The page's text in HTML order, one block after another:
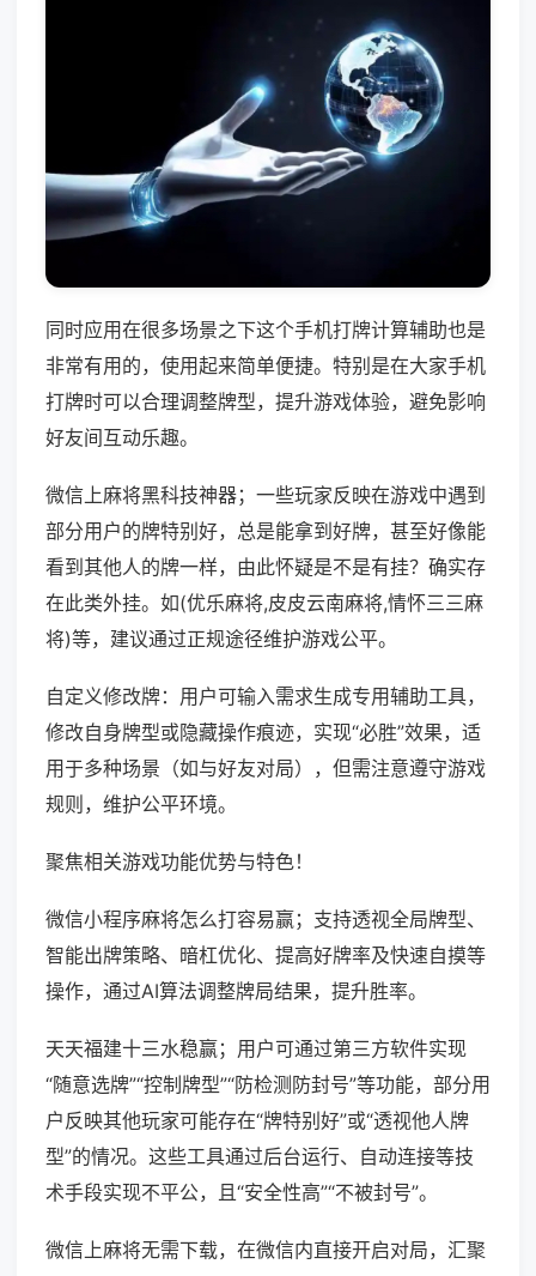
同时应用在很多场景之下这个手机打牌计算辅助也是
非常有用的，使用起来简单便捷。特别是在大家手机
打牌时可以合理调整牌型，提升游戏体验，避免影响
好友间互动乐趣。
微信上麻将黑科技神器；一些玩家反映在游戏中遇到
部分用户的牌特别好，总是能拿到好牌，甚至好像能
看到其他人的牌一样，由此怀疑是不是有挂？确实存
在此类外挂。如(优乐麻将,皮皮云南麻将,情怀三三麻
将)等，建议通过正规途径维护游戏公平。
自定义修改牌：用户可输入需求生成专用辅助工具，
修改自身牌型或隐藏操作痕迹，实现“必胜”效果，适
用于多种场景（如与好友对局），但需注意遵守游戏
规则，维护公平环境。
聚焦相关游戏功能优势与特色！
微信小程序麻将怎么打容易赢；支持透视全局牌型、
智能出牌策略、暗杠优化、提高好牌率及快速自摸等
操作，通过AI算法调整牌局结果，提升胜率。
天天福建十三水稳赢；用户可通过第三方软件实现
“随意选牌”“控制牌型”“防检测防封号”等功能，部分用
户反映其他玩家可能存在“牌特别好”或“透视他人牌
型”的情况。这些工具通过后台运行、自动连接等技
术手段实现不平公，且“安全性高”“不被封号”。
微信上麻将无需下载，在微信内直接开启对局，汇聚